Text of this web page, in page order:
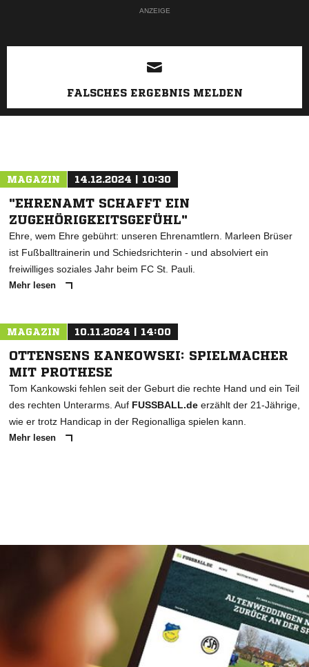
ANZEIGE
FALSCHES ERGEBNIS MELDEN
MAGAZIN 14.12.2024 | 10:30
"EHRENAMT SCHAFFT EIN
ZUGEHÖRIGKEITSGEFÜHL"
Ehre, wem Ehre gebührt: unseren Ehrenamtlern. Marleen Brüser
ist Fußballtrainerin und Schiedsrichterin - und absolviert ein
freiwilliges soziales Jahr beim FC St. Pauli.
Mehr lesen
MAGAZIN 10.11.2024 | 14:00
OTTENSENS KANKOWSKI: SPIELMACHER
MIT PROTHESE
Tom Kankowski fehlen seit der Geburt die rechte Hand und ein Teil
des rechten Unterarms. Auf FUSSBALL.de erzählt der 21-Jährige,
wie er trotz Handicap in der Regionalliga spielen kann.
Mehr lesen